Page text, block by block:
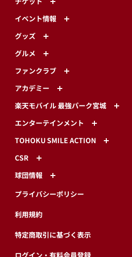
イベント情報
グッズ
グルメ
ファンクラブ
アカデミー
楽天モバイル 最強パーク宮城
エンターテインメント
TOHOKU SMILE ACTION
CSR
球団情報
プライバシーポリシー
利用規約
特定商取引に基づく表示